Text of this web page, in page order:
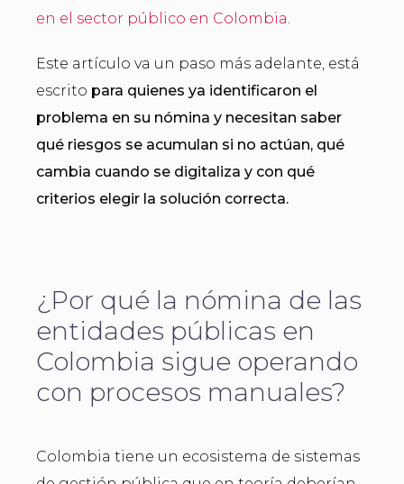
en el sector público en Colombia.
Este artículo va un paso más adelante, está
escrito para quienes ya identificaron el
problema en su nómina y necesitan saber
qué riesgos se acumulan si no actúan, qué
cambia cuando se digitaliza y con qué
criterios elegir la solución correcta.
¿Por qué la nómina de las
entidades públicas en
Colombia sigue operando
con procesos manuales?
Colombia tiene un ecosistema de sistemas